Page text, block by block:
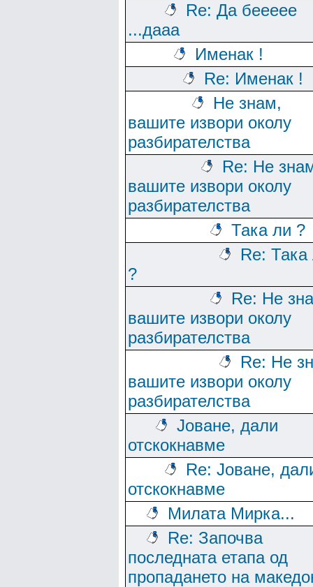
Re: Да беееее
...дааа
Именак !
Re: Именак !
Не знам,
вашите извори околу
разбирателства
Re: Не
вашите извори околу
разбирателства
Така ли ?
Re: Така
?
Re: Не
вашите извори околу
разбирателства
Re: Не
вашите извори околу
разбирателства
Јоване, дали
отскокнавме
Re: Јоване,
отскокнавме
Милата Мирка...
Re: Започва
последната етапа од
пропадането на